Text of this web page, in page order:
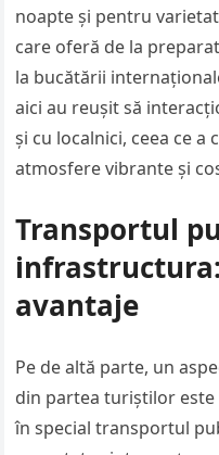
noapte și pentru
care oferă de la
la bucătării
aici au reușit să
și cu localnici, ceea ce
atmosfere vibrante și
Transportul
avantaje
Pe de altă parte, un
din partea turiștilor
în special transportul